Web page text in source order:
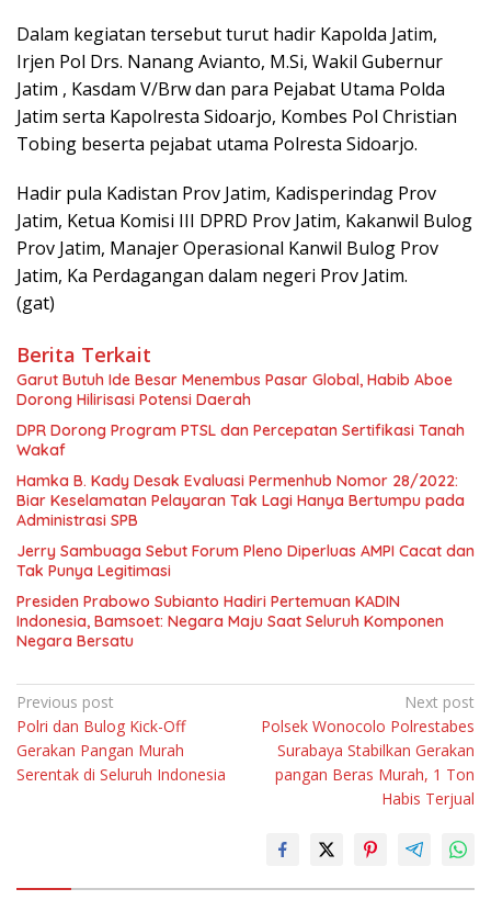
Dalam kegiatan tersebut turut hadir Kapolda Jatim,
Irjen Pol Drs. Nanang Avianto, M.Si, Wakil Gubernur
Jatim , Kasdam V/Brw dan para Pejabat Utama Polda
Jatim serta Kapolresta Sidoarjo, Kombes Pol Christian
Tobing beserta pejabat utama Polresta Sidoarjo.
Hadir pula Kadistan Prov Jatim, Kadisperindag Prov
Jatim, Ketua Komisi III DPRD Prov Jatim, Kakanwil Bulog
Prov Jatim, Manajer Operasional Kanwil Bulog Prov
Jatim, Ka Perdagangan dalam negeri Prov Jatim.
(gat)
Berita Terkait
Garut Butuh Ide Besar Menembus Pasar Global, Habib Aboe
Dorong Hilirisasi Potensi Daerah
DPR Dorong Program PTSL dan Percepatan Sertifikasi Tanah
Wakaf
Hamka B. Kady Desak Evaluasi Permenhub Nomor 28/2022:
Biar Keselamatan Pelayaran Tak Lagi Hanya Bertumpu pada
Administrasi SPB
Jerry Sambuaga Sebut Forum Pleno Diperluas AMPI Cacat dan
Tak Punya Legitimasi
Presiden Prabowo Subianto Hadiri Pertemuan KADIN
Indonesia, Bamsoet: Negara Maju Saat Seluruh Komponen
Negara Bersatu
Navigasi
pos
Previous post
Polri dan Bulog Kick-Off
Gerakan Pangan Murah
Serentak di Seluruh Indonesia
Next post
Polsek Wonocolo Polrestabes
Surabaya Stabilkan Gerakan
pangan Beras Murah, 1 Ton
Habis Terjual